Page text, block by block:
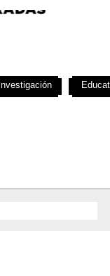
Investigación